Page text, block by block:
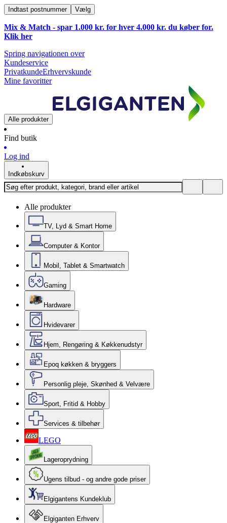
Indtast postnummer Vælg
Mix & Match - spar 1.000 kr. for hver 4.000 kr. du køber for.
Klik her
Spring navigationen over
Kundeservice
PrivatkundeErhvervskunde
Mine favoritter
Alle produkter
Find butik
Log ind
Indkøbskurv
Alle produkter
TV, Lyd & Smart Home
Computer & Kontor
Mobil, Tablet & Smartwatch
Gaming
Hardware
Hvidevarer
Hjem, Rengøring & Køkkenudstyr
Epoq køkken & bryggers
Personlig pleje, Skønhed & Velvære
Sport, Fritid & Hobby
Services & tilbehør
LEGO
Lageroprydning
Ugens tilbud - og andre gode priser
Elgigantens Kundeklub
Elgiganten Erhverv